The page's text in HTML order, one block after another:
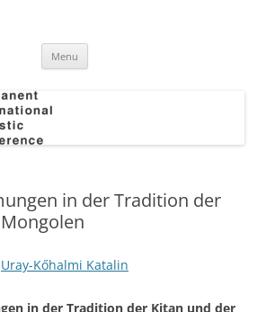
Conference
Menu
in der Tradition der
Uray-Kőhalmi Katalin
in der Tradition der Kitan und der